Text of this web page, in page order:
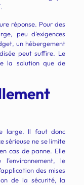
réponse. Pour des
peu d’exigences
un hébergement
peut suffire. Le
la solution que de
large. Il faut donc
sérieuse ne se limite
cas de panne. Elle
le
des mises
de la sécurité, la